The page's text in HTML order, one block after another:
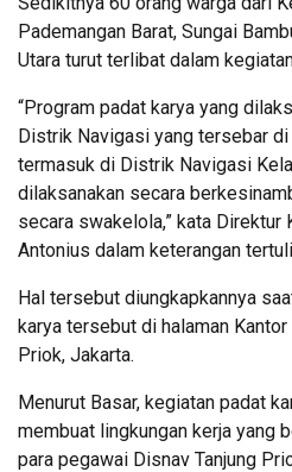
Pademangan Barat, Sungai
Utara turut terlibat dalam
“Program padat karya yang
Distrik Navigasi yang tersebar
termasuk di Distrik Navigasi
dilaksanakan secara
secara swakelola,” kata Direktur
Antonius dalam keterangan
Hal tersebut diungkapkannya
karya tersebut di halaman
Priok, Jakarta.
Menurut Basar, kegiatan padat
membuat lingkungan kerja yang
para pegawai Disnav Tanjung